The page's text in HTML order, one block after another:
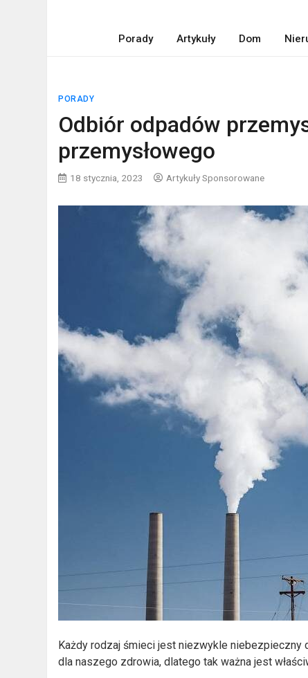
Porady Artykuły Dom
PORADY
Odbiór odpadów
przemysłowego
18 stycznia, 2023 Artykuły Sponsorowane
Każdy rodzaj śmieci jest niezwykle
dla naszego zdrowia, dlatego tak ważna jest